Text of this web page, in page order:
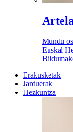
Mundu
Euskal
Erakusketak
Jarduerak
Hezkuntza